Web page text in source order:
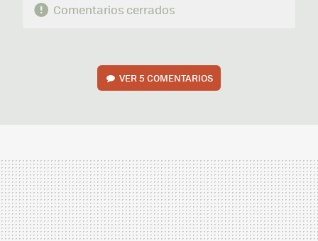
Comentarios cerrados
VER 5 COMENTARIOS